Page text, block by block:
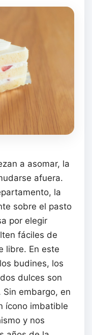
a asomar, la
afuera.
la
sobre el pasto
por elegir
fáciles de
libre. En este
budines, los
dulces son
Sin embargo, en
ícono imbatible
y nos